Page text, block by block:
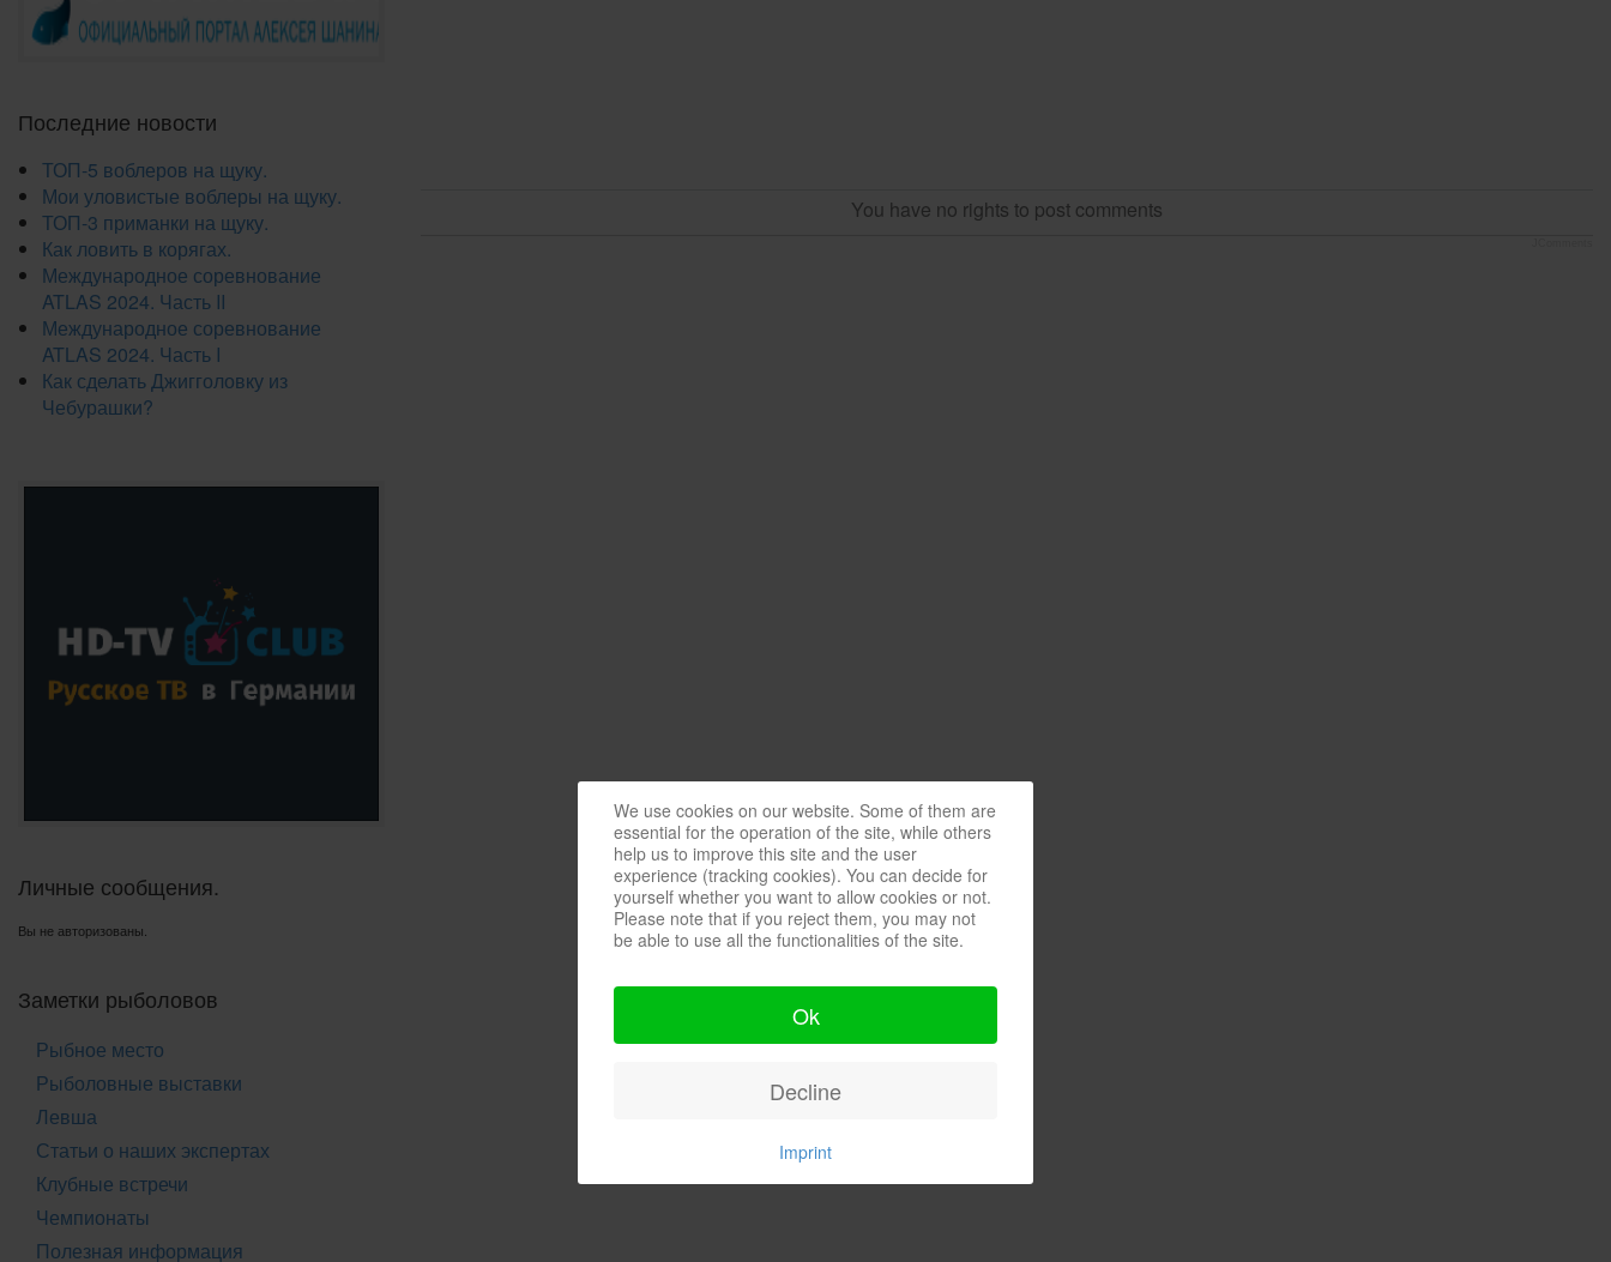
You have no rights to post comments
Последние новости
ТОП-5 воблеров на щуку.
Мои уловистые воблеры на щуку.
ТОП-3 приманки на щуку.
Как ловить в корягах.
Международное соревнование
ATLAS 2024. Часть II
Международное соревнование
ATLAS 2024. Часть I
Как сделать Джигголовку из
Чебурашки?
Личные сообщения.
Вы не авторизованы.
Заметки рыболовов
Рыбное место
Рыболовные выставки
Левша
Статьи о наших экспертах
Клубные встречи
Чемпионаты
Полезная информация
We use cookies on our website. Some of them are
essential for the operation of the site, while others
help us to improve this site and the user
experience (tracking cookies). You can decide for
yourself whether you want to allow cookies or not.
Please note that if you reject them, you may not
be able to use all the functionalities of the site.
Ok
Decline
Imprint